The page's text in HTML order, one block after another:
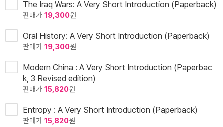
The Iraq Wars: A Very Short Introduction (Paperback)
판매가 19,300원
Oral History: A Very Short Introduction (Paperback)
판매가 19,300원
Modern China : A Very Short Introduction (Paperbac
k, 3 Revised edition)
판매가 15,820원
Entropy : A Very Short Introduction (Paperback)
판매가 15,820원